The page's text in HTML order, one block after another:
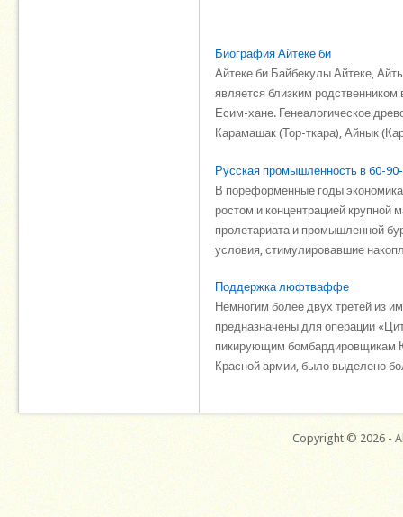
Биография Айтеке би
Айтеке би Байбекулы Айтеке,
является близким
Есим-хане. Генеалогическое
Карамашак (Тор-ткара), Айнык
Русская промышленность в 60-
В пореформенные годы
ростом и концентрацией
пролетариата и промышленной
условия, стимулировавшие
Поддержка люфтваффе
Немногим более двух третей из
предназначены для операции
пикирующим бомбардировщикам
Красной армии, было выделено
Copyright © 2026 -